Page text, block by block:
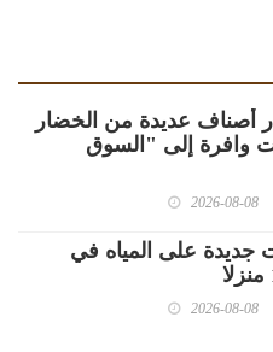
أصناف عديدة من الخضار
وافرة إلى "السوق
2026-08-08
جديدة على المياه في
2026-08-08